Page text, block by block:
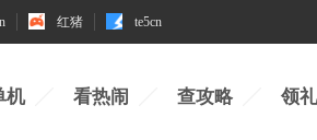
红猪 te5cn
机 看热闹 查攻略 领